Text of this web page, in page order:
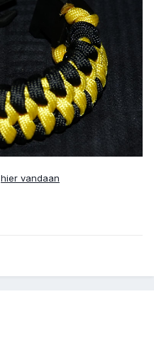
hier vandaan